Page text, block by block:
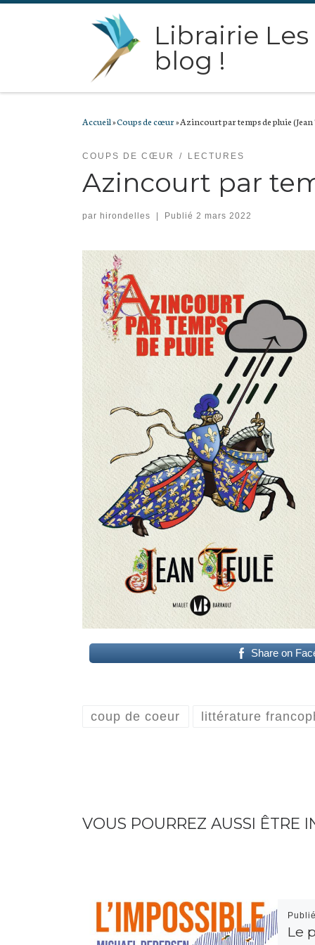
Passer au contenu
Librairie
blog !
Accueil»Coups de cœur»Azincourt par temps de pluie (Jean
COUPS DE CŒUR LECTURES
Azincourt par
par hirondelles Publié 2 mars 2022
Share on
coup de coeur littérature
VOUS POURREZ AUSSI ÊTRE
Publié
Le